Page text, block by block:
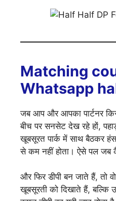
Matching
Whatsapp
जब आप और आपका पार्टनर
बीच पर सनसेट देख रहे हों,
खूबसूरत पार्क में साथ बैठकर
से कम नहीं होता। ऐसे पल जब
और फिर डीपी बन जाते हैं, तो
खूबसूरती को दिखाते हैं,